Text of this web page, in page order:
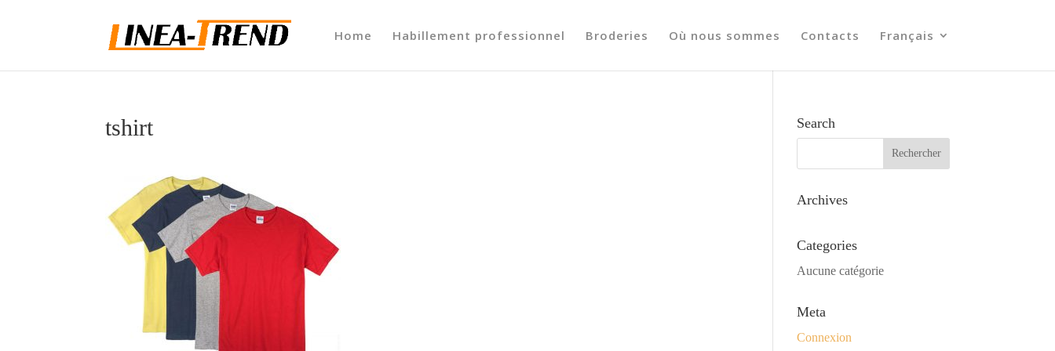
Home Habillement professionnel Broderies Où nous sommes Contacts Français
tshirt Search
Archives
Categories
Aucune catégorie
Meta
Connexion